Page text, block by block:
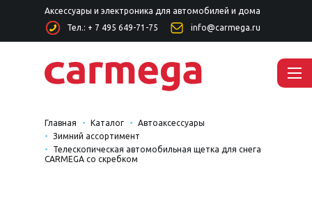
Аксессуары и электроника для автомобилей и дома
Тел.: + 7 495 649-71-75
info@carmega.ru
Главная Каталог
Автоаксессуары
Зимний ассортимент
Телескопическая автомобильная щетка для снега
CARMEGA со скребком